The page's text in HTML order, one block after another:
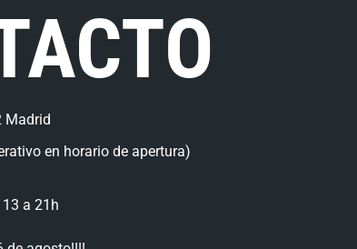
Madrid
en horario de apertura)
a 21h